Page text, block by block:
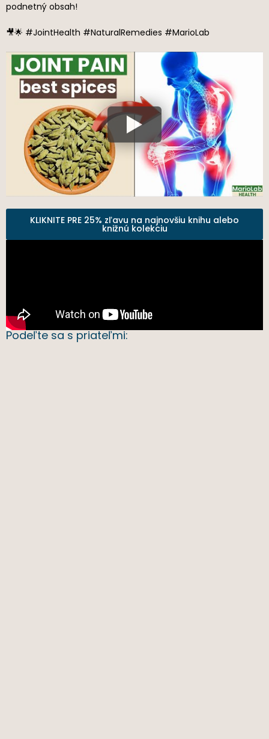
podnetný obsah!
🎥🌟 #JointHealth #NaturalRemedies #MarioLab
KLIKNITE PRE 25% zľavu na najnovšiu knihu alebo
knižnú kolekciu
Podeľte sa s priateľmi: